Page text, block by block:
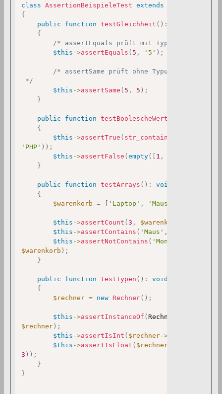
class AssertionBeispieleTest extends
{
public
function testGleichheit ( ) :
{
/* assertEquals prüft mit Typumwandlung */
$this ->assertEquals ( 5 , '5' ) ;
/* assertSame prüft ohne Typumwandlung
*/
$this ->assertSame ( 5 , 5 ) ;
}
public function testBoolescheWerte
{
$this ->assertTrue ( str_contains
'PHP' ) ) ;
$this ->assertFalse (empty( [ 1 ,
}
public function testArrays ( ) :
void
{
$warenkorb
= [ 'Laptop' , 'Maus'
$this ->assertCount (3 , $warenkorb
$this ->assertContains ( 'Maus' ,
$this ->assertNotContains ( 'Monitor'
$warenkorb ) ;
}
public function testTypen ( ) :
void
{
$rechner = new Rechner( ) ;
$this ->assertInstanceOf ( Rechner
$rechner) ;
$this ->assertIsInt ( $rechner->
$this ->assertIsFloat ( $rechner
3 ) ) ;
}
}